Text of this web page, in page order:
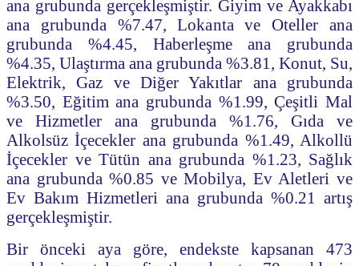
ana grubunda gerçekleşmiştir. Giyim ve Ayakkabı
ana grubunda %7.47, Lokanta ve Oteller ana
grubunda %4.45, Haberleşme ana grubunda
%4.35, Ulaştırma ana grubunda %3.81, Konut, Su,
Elektrik, Gaz ve Diğer Yakıtlar ana grubunda
%3.50, Eğitim ana grubunda %1.99, Çeşitli Mal
ve Hizmetler ana grubunda %1.76, Gıda ve
Alkolsüz İçecekler ana grubunda %1.49, Alkollü
İçecekler ve Tütün ana grubunda %1.23, Sağlık
ana grubunda %0.85 ve Mobilya, Ev Aletleri ve
Ev Bakım Hizmetleri ana grubunda %0.21 artış
gerçekleşmiştir.
Bir önceki aya göre, endekste kapsanan 473